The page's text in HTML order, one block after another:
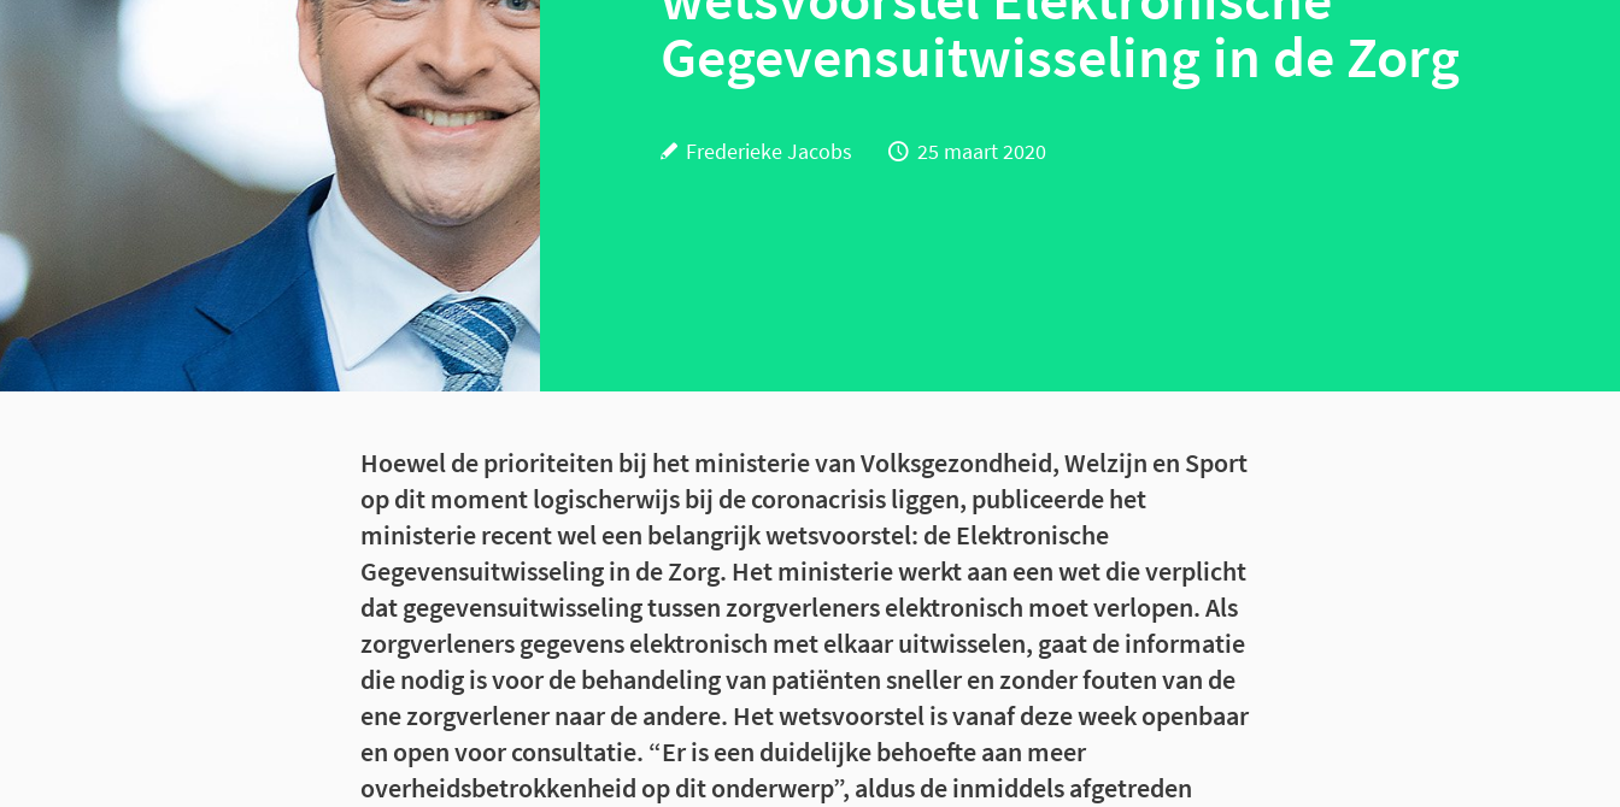
Gegevensuitwisseling in de Zorg
Frederieke Jacobs 25 maart 2020
Hoewel de prioriteiten bij het ministerie van Volksgezondheid, Welzijn en Sport
op dit moment logischerwijs bij de coronacrisis liggen, publiceerde het
ministerie recent wel een belangrijk wetsvoorstel: de Elektronische
Gegevensuitwisseling in de Zorg. Het ministerie werkt aan een wet die verplicht
dat gegevensuitwisseling tussen zorgverleners elektronisch moet verlopen. Als
zorgverleners gegevens elektronisch met elkaar uitwisselen, gaat de informatie
die nodig is voor de behandeling van patiënten sneller en zonder fouten van de
ene zorgverlener naar de andere. Het wetsvoorstel is vanaf deze week openbaar
en open voor consultatie. “Er is een duidelijke behoefte aan meer
overheidsbetrokkenheid op dit onderwerp”, aldus de inmiddels afgetreden